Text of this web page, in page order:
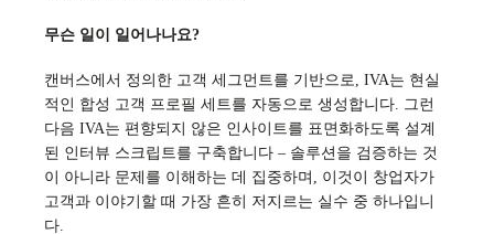
무슨 일이 일어나나요?
캔버스에서 정의한 고객 세그먼트를 기반으로, IVA는 현실
적인 합성 고객 프로필 세트를 자동으로 생성합니다. 그런
다음 IVA는 편향되지 않은 인사이트를 표면화하도록 설계
된 인터뷰 스크립트를 구축합니다 – 솔루션을 검증하는 것
이 아니라 문제를 이해하는 데 집중하며, 이것이 창업자가
고객과 이야기할 때 가장 흔히 저지르는 실수 중 하나입니
다.